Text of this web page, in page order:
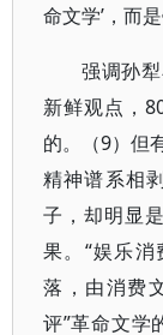
命文学’，而
强调孙
新鲜观点，
的。（9）但
精神谱系相
子，却明显
果。“娱乐消
落，由消费
评”革命文学